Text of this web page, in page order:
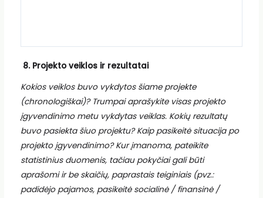
8. Projekto veiklos ir rezultatai
Kokios veiklos buvo vykdytos šiame projekte
(chronologiškai)? Trumpai aprašykite visas projekto
įgyvendinimo metu vykdytas veiklas. Kokių rezultatų
buvo pasiekta šiuo projektu? Kaip pasikeitė situacija po
projekto įgyvendinimo? Kur įmanoma, pateikite
statistinius duomenis, tačiau pokyčiai gali būti
aprašomi ir be skaičių, paprastais teiginiais (pvz.:
padidėjo pajamos, pasikeitė socialinė / finansinė /